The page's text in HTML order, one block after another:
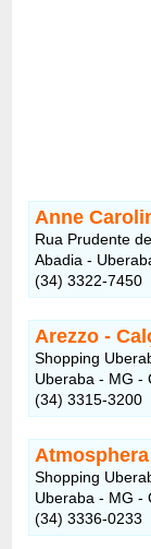
Anne
Rua Prudente
Abadia -
(34) 3322-7450
Arezzo -
Shopping
Uberaba - MG -
(34) 3315-3200
Shopping
Uberaba - MG -
(34) 3336-0233